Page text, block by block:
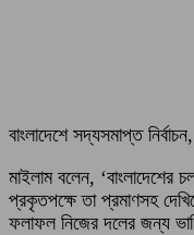
বাংলাদেশে সদ্যসমাপ্ত
মাইলাম বলেন, ‘বাংলাদেশের
প্রকৃতপক্ষে তা প্রমাণসহ
ফলাফল নিজের দলের জন্য